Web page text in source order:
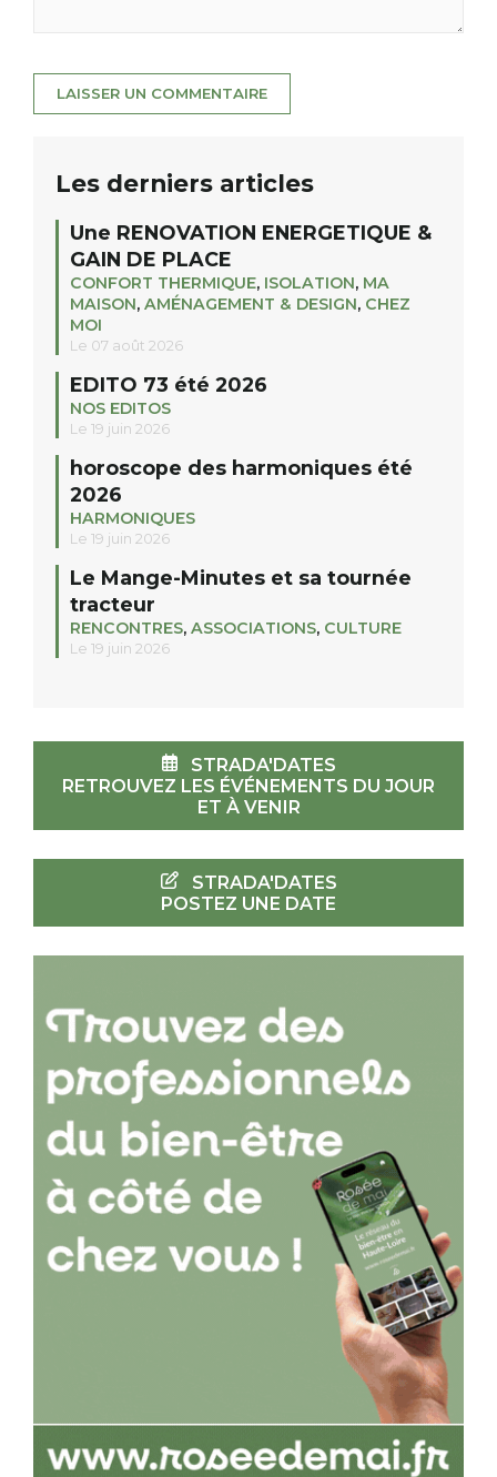
Les derniers articles
Une RENOVATION ENERGETIQUE &
GAIN DE PLACE
CONFORT THERMIQUE, ISOLATION, MA
MAISON, AMÉNAGEMENT & DESIGN, CHEZ
MOI
Le 07 août 2026
EDITO 73 été 2026
NOS EDITOS
Le 19 juin 2026
horoscope des harmoniques été
2026
HARMONIQUES
Le 19 juin 2026
Le Mange-Minutes et sa tournée
tracteur
RENCONTRES, ASSOCIATIONS, CULTURE
Le 19 juin 2026
STRADA'DATES
RETROUVEZ LES ÉVÉNEMENTS DU JOUR
ET À VENIR
STRADA'DATES
POSTEZ UNE DATE